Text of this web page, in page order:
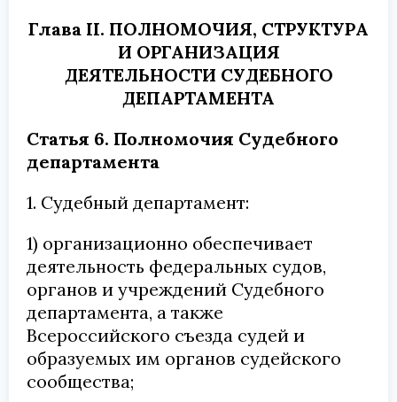
Глава II. ПОЛНОМОЧИЯ, СТРУКТУРА
И ОРГАНИЗАЦИЯ
ДЕЯТЕЛЬНОСТИ СУДЕБНОГО
ДЕПАРТАМЕНТА
Статья 6. Полномочия Судебного
департамента
1. Судебный департамент:
1) организационно обеспечивает
деятельность федеральных судов,
органов и учреждений Судебного
департамента, а также
Всероссийского съезда судей и
образуемых им органов судейского
сообщества;